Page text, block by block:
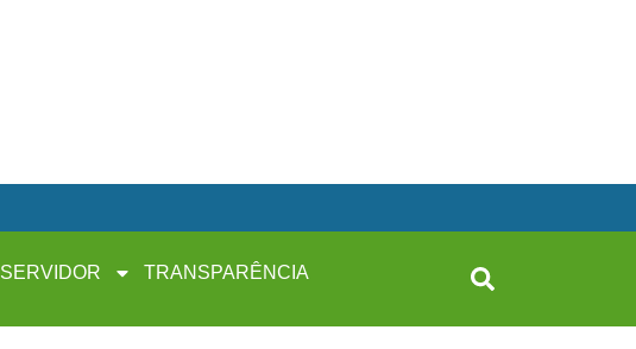
SERVIDOR TRANSPARÊNCIA